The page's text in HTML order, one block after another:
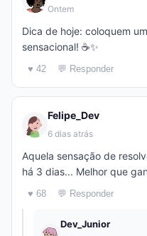
Ontem
Dica de hoje: coloquem
sensacional! ☕✨
♥ 42 💬 Responder
Felipe_Dev
6 dias atrás
Aquela sensação de
há 3 dias... Melhor que
♥ 68 💬 Responder
Dev_Junior